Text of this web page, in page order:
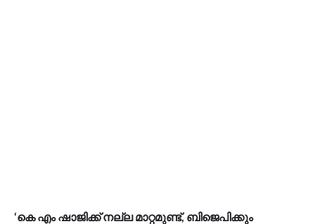
‘കെ എം ഷാജിക്ക് നല്ല മാറ്റമുണ്ട്, ബിജെപിക്കും